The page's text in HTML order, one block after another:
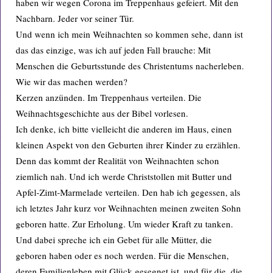
haben wir wegen Corona im Treppenhaus gefeiert. Mit den
Nachbarn. Jeder vor seiner Tür.
Und wenn ich mein Weihnachten so kommen sehe, dann ist
das das einzige, was ich auf jeden Fall brauche: Mit
Menschen die Geburtsstunde des Christentums nacherleben.
Wie wir das machen werden?
Kerzen anzünden. Im Treppenhaus verteilen. Die
Weihnachtsgeschichte aus der Bibel vorlesen.
Ich denke, ich bitte vielleicht die anderen im Haus, einen
kleinen Aspekt von den Geburten ihrer Kinder zu erzählen.
Denn das kommt der Realität von Weihnachten schon
ziemlich nah. Und ich werde Christstollen mit Butter und
Apfel-Zimt-Marmelade verteilen. Den hab ich gegessen, als
ich letztes Jahr kurz vor Weihnachten meinen zweiten Sohn
geboren hatte. Zur Erholung. Um wieder Kraft zu tanken.
Und dabei spreche ich ein Gebet für alle Mütter, die
geboren haben oder es noch werden. Für die Menschen,